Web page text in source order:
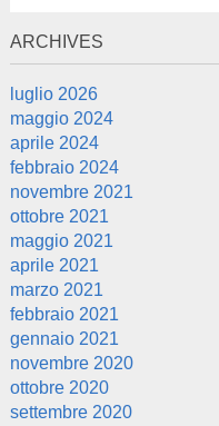
ARCHIVES
luglio 2026
maggio 2024
aprile 2024
febbraio 2024
novembre 2021
ottobre 2021
maggio 2021
aprile 2021
marzo 2021
febbraio 2021
gennaio 2021
novembre 2020
ottobre 2020
settembre 2020